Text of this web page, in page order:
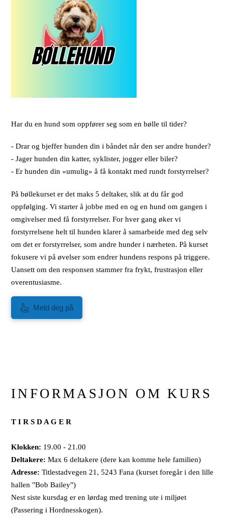
Har du en hund som oppfører seg som en bølle til tider?
- Drar og bjeffer hunden din i båndet når den ser andre hunder?
- Jager hunden din katter, syklister, jogger eller biler?
- Er hunden din «umulig» å få kontakt med rundt forstyrrelser?
På bøllekurset er det maks 5 deltaker, slik at du får god
oppfølging. Vi starter å jobbe med en og en hund om gangen i
omgivelser med få forstyrrelser. For hver gang øker vi
forstyrrelsene helt til hunden klarer å samarbeide med deg selv
om det er forstyrrelser, som andre hunder i nærheten. På kurset
fokusere vi på øvelser som endrer hundens respons på triggere.
Uansett om den responsen stammer fra frykt, frustrasjon eller
overentusiasme.
Meld deg på
INFORMASJON OM KURS
T I R S D A G E R
Klokken: 19.00 - 21.00
Deltakere: Max 6 deltakere (dere kan komme hele familien)
Adresse: Titlestadvegen 21, 5243 Fana (kurset foregår i den lille
hallen "Bob Bailey")
Nest siste kursdag er en lørdag med trening ute i miljøet
(Passering i Hordnesskogen).